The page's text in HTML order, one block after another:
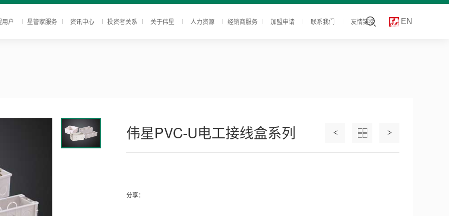
用户 星管家服务 资讯中心 投资者关系 关于伟星 人力资源 经销商服务 加盟申请 联系我们 友情链接 EN
伟星PVC-U电工接线盒系列
分享：
< >